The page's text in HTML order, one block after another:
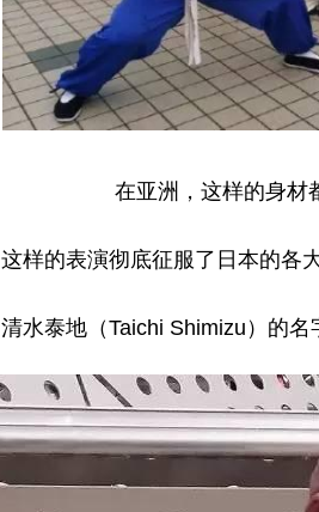
在亚洲，这样的身材
这样的表演彻底征服了日本的各
清水泰地（Taichi Shimizu）的